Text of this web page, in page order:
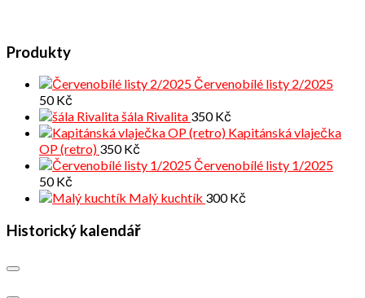
Produkty
Červenobílé listy 2/2025
50Kč
šála Rivalita 350Kč
Kapitánská vlaječka
OP (retro) 350Kč
Červenobílé listy 1/2025
50Kč
Malý kuchtík 300Kč
Historický kalendář